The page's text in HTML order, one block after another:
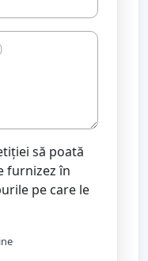
să poată
furnizez în
pe care le